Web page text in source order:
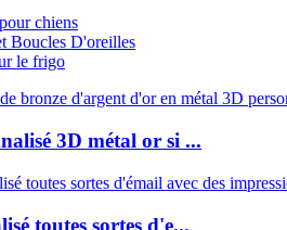
chiens
Boucles D'oreilles
le frigo
3D métal or si ...
toutes sortes d'e...